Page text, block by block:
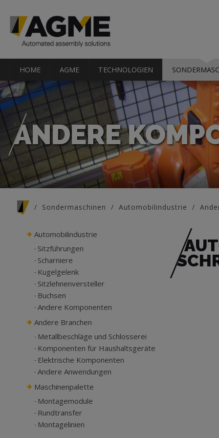
HOME AGME TECHNOLOGIEN
ANDERE
Sondermaschinen Automobilindustrie
Automobilindustrie
Sitzführungen
Scharniere
Kugelgelenk
Sitzlehnenversteller
Buchsen
Andere Komponenten
Andere Branchen
Metallbeschläge und Schlosserei
Komponenten für Haushaltsgeräte
Elektrische Komponenten
Andere Anwendungen
Maschinenpalette
Montagemodule
Rundtransfer
Montagelinien